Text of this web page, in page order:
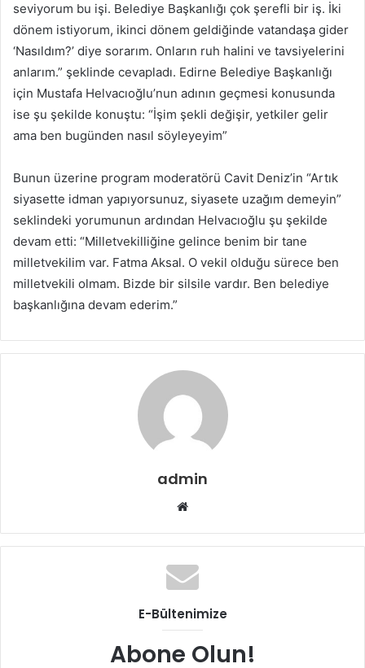
seviyorum bu işi. Belediye Başkanlığı çok şerefli bir iş. İki
dönem istiyorum, ikinci dönem geldiğinde vatandaşa gider
‘Nasıldım?’ diye sorarım. Onların ruh halini ve tavsiyelerini
anlarım.” şeklinde cevapladı. Edirne Belediye Başkanlığı
için Mustafa Helvacıoğlu’nun adının geçmesi konusunda
ise şu şekilde konuştu: “İşim şekli değişir, yetkiler gelir
ama ben bugünden nasıl söyleyeyim”
Bunun üzerine program moderatörü Cavit Deniz’in “Artık
siyasette idman yapıyorsunuz, siyasete uzağım demeyin”
seklindeki yorumunun ardından Helvacıoğlu şu şekilde
devam etti: “Milletvekilliğine gelince benim bir tane
milletvekilim var. Fatma Aksal. O vekil olduğu sürece ben
milletvekili olmam. Bizde bir silsile vardır. Ben belediye
başkanlığına devam ederim.”
admin
Web
E-Bültenimize
Abone Olun!